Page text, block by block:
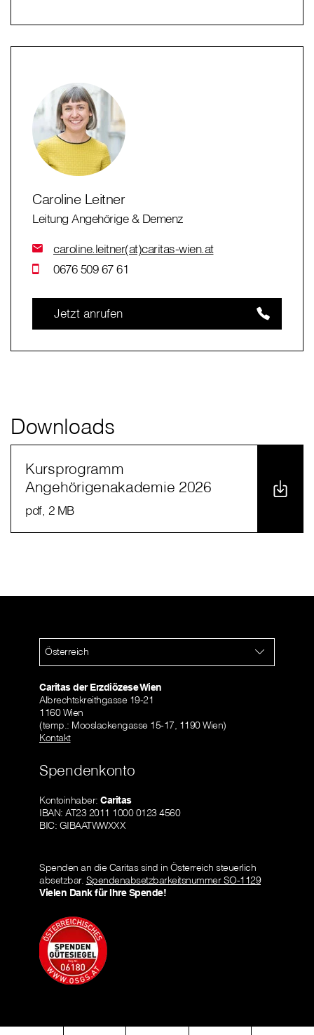
Caroline Leitner
Leitung Angehörige & Demenz
caroline.leitner(at)caritas-wien.at
0676 509 67 61
Jetzt anrufen
Downloads
Kursprogramm
Angehörigenakademie 2026
pdf, 2 MB
Österreich
Caritas der Erzdiözese Wien
Albrechtskreithgasse 19-21
1160 Wien
(temp.: Mooslackengasse 15-17, 1190 Wien)
Kontakt
Spendenkonto
Kontoinhaber: Caritas
IBAN: AT23 2011 1000 0123 4560
BIC: GIBAATWWXXX
Spenden an die Caritas sind in Österreich steuerlich
absetzbar. Spendenabsetzbarkeitsnummer SO-1129
Vielen Dank für Ihre Spende!